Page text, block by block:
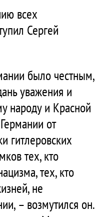
всех
Сергей
было честным,
уважения и
народу и Красной
от
гитлеровских
тех, кто
тех, кто
не
– возмутился он.